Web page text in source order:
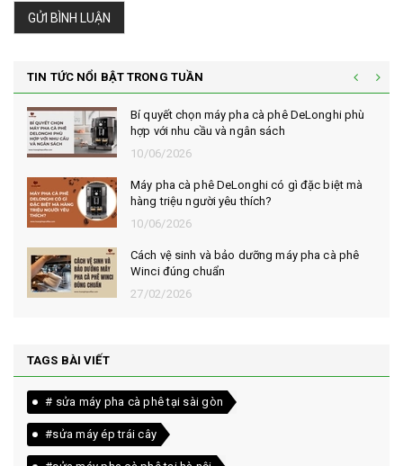
GỬI BÌNH LUẬN
TIN TỨC NỔI BẬT TRONG TUẦN
Bí quyết chọn máy pha cà phê DeLonghi phù
hợp với nhu cầu và ngân sách
10/06/2026
Máy pha cà phê DeLonghi có gì đặc biệt mà
hàng triệu người yêu thích?
10/06/2026
Cách vệ sinh và bảo dưỡng máy pha cà phê
Winci đúng chuẩn
27/02/2026
TAGS BÀI VIẾT
# sửa máy pha cà phê tại sài gòn
#sửa máy ép trái cây